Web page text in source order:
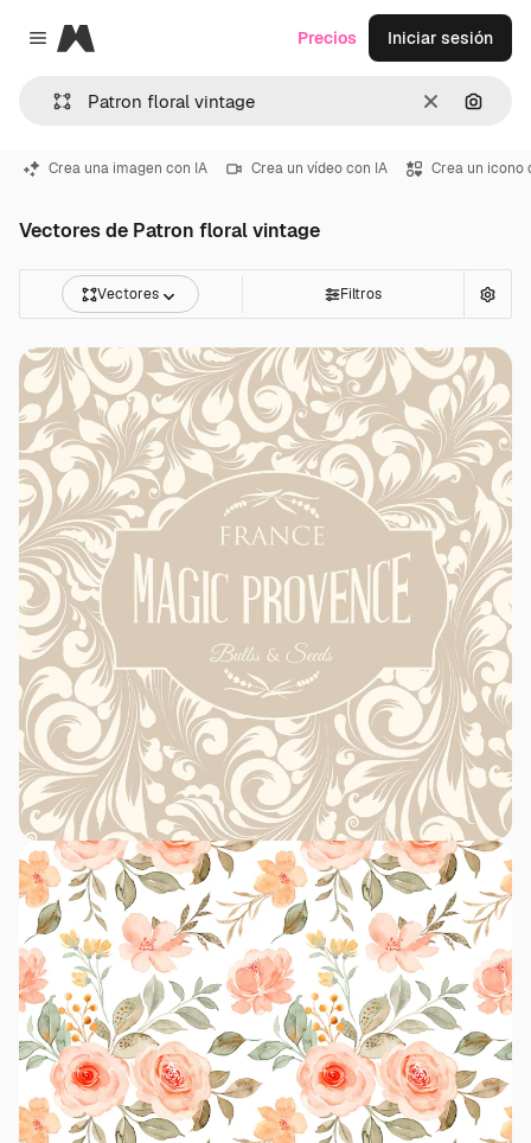
Close menu
Magnific
Borrar
Precios Iniciar sesión
Crea una imagen con IA Crea un vídeo con IA Crea un icono
Vectores de Patron floral vintage
Vectores Filtros